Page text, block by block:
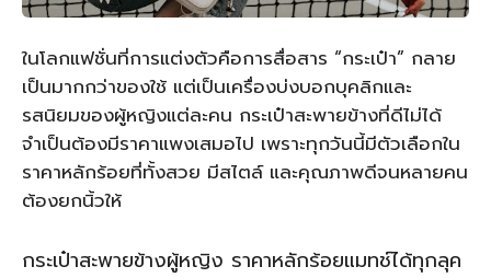
ในโลกแฟชั่นที่การแต่งตัวคือการสื่อสาร “กระเป๋า” กลาย
เป็นมากกว่าของใช้ แต่เป็นเครื่องบ่งบอกบุคลิกและ
รสนิยมของผู้หญิงแต่ละคน กระเป๋าสะพายข้างที่ดีไม่ได้
จำเป็นต้องมีราคาแพงเสมอไป เพราะทุกวันนี้มีตัวเลือกใน
ราคาหลักร้อยที่ทั้งสวย มีสไตล์ และคุณภาพดีจนหลายคน
ต้องยกนิ้วให้
กระเป๋าสะพายข้างผู้หญิง ราคาหลักร้อยแมทช์ได้ทุกลุค